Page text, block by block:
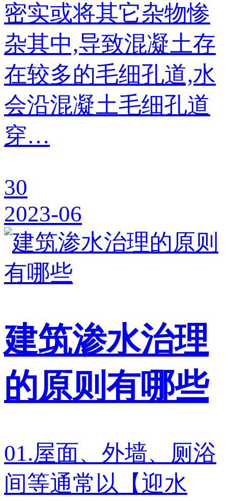
密实或将其它杂物惨
杂其中,导致混凝土存
在较多的毛细孔道,水
会沿混凝土毛细孔道
穿…
30
2023-06
建筑渗水治理
的原则有哪些
01.屋面、外墙、厕浴
间等通常以【迎水